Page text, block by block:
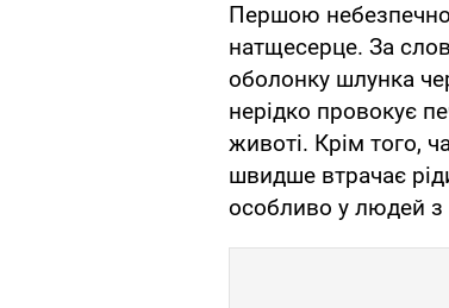
Першою
натщесерце. За
оболонку шлунка
нерідко провокує
животі. Крім того,
швидше втрачає
особливо у людей з